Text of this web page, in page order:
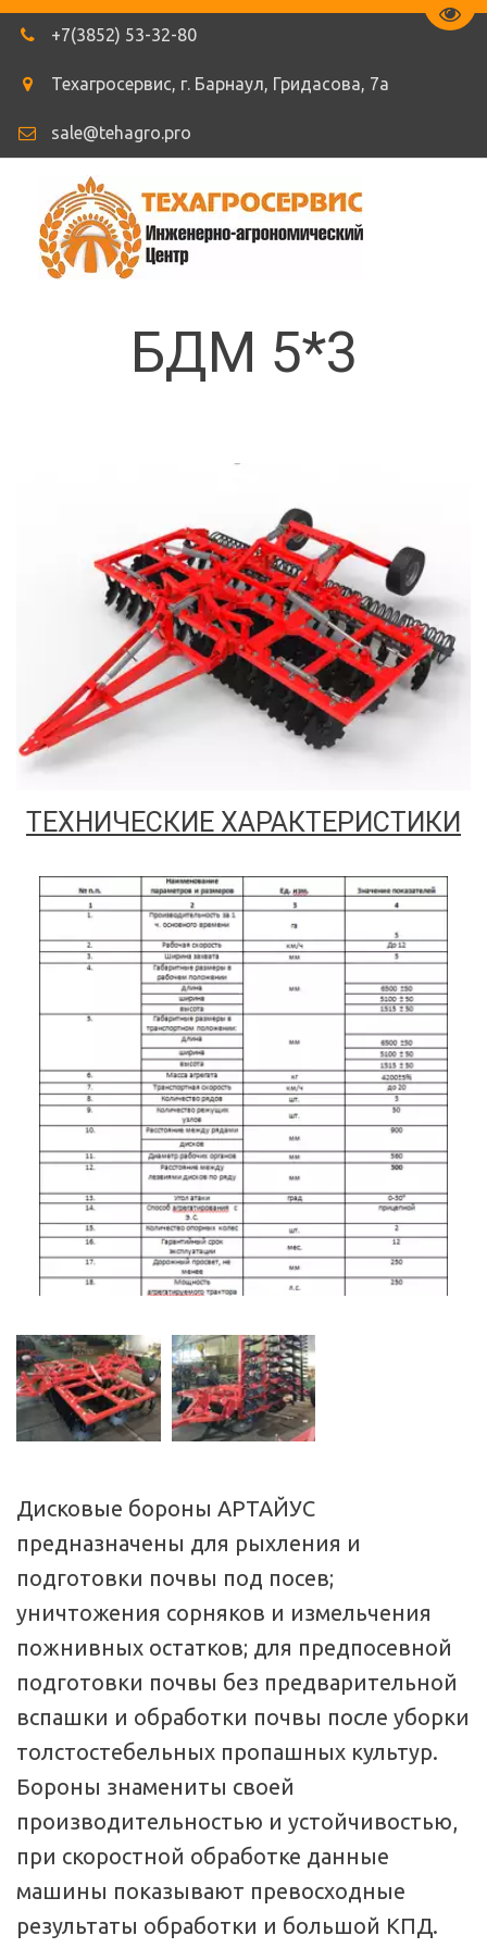
+7(3852) 53-32-80
Техагросервис, г. Барнаул, Гридасова, 7а
sale@tehagro.pro
БДМ 5*3
ТЕХНИЧЕСКИЕ ХАРАКТЕРИСТИКИ
Дисковые бороны АРТАЙУС
предназначены для рыхления и
подготовки почвы под посев;
уничтожения сорняков и измельчения
пожнивных остатков; для предпосевной
подготовки почвы без предварительной
вспашки и обработки почвы после уборки
толстостебельных пропашных культур.
Бороны знамениты своей
производительностью и устойчивостью,
при скоростной обработке данные
машины показывают превосходные
результаты обработки и большой КПД.